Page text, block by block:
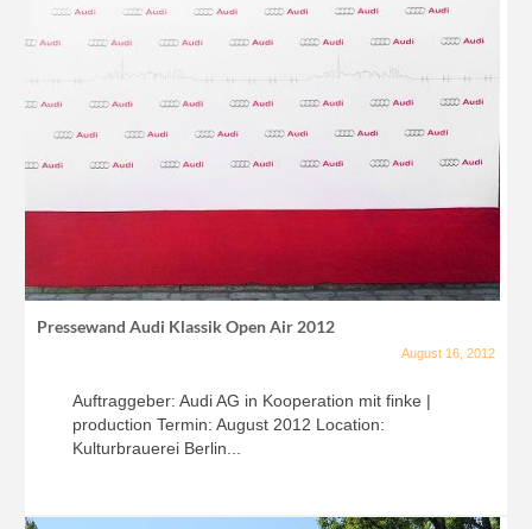
Pressewand Audi Klassik Open Air 2012
August 16, 2012
Auftraggeber: Audi AG in Kooperation mit finke |
production Termin: August 2012 Location:
Kulturbrauerei Berlin...